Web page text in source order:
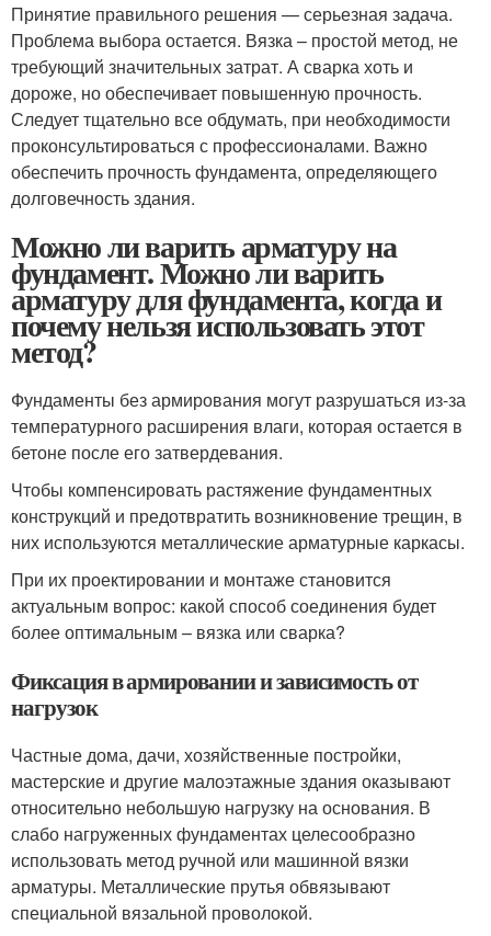
Принятие правильного решения — серьезная задача.
Проблема выбора остается. Вязка – простой метод, не
требующий значительных затрат. А сварка хоть и
дороже, но обеспечивает повышенную прочность.
Следует тщательно все обдумать, при необходимости
проконсультироваться с профессионалами. Важно
обеспечить прочность фундамента, определяющего
долговечность здания.
Можно ли варить арматуру на
фундамент. Можно ли варить
арматуру для фундамента, когда и
почему нельзя использовать этот
метод?
Фундаменты без армирования могут разрушаться из-за
температурного расширения влаги, которая остается в
бетоне после его затвердевания.
Чтобы компенсировать растяжение фундаментных
конструкций и предотвратить возникновение трещин, в
них используются металлические арматурные каркасы.
При их проектировании и монтаже становится
актуальным вопрос: какой способ соединения будет
более оптимальным – вязка или сварка?
Фиксация в армировании и зависимость от
нагрузок
Частные дома, дачи, хозяйственные постройки,
мастерские и другие малоэтажные здания оказывают
относительно небольшую нагрузку на основания. В
слабо нагруженных фундаментах целесообразно
использовать метод ручной или машинной вязки
арматуры. Металлические прутья обвязывают
специальной вязальной проволокой.